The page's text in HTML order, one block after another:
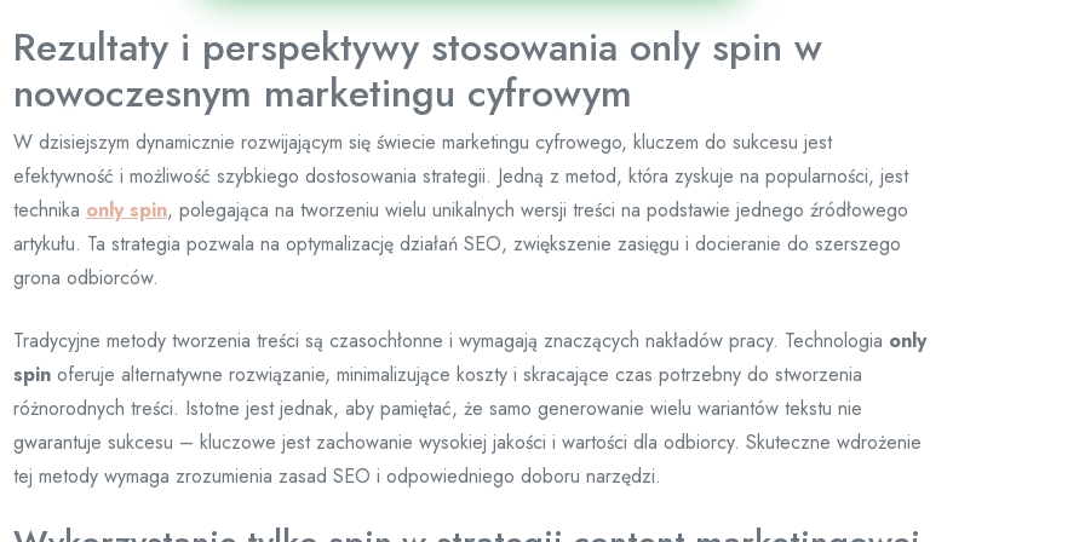
Rezultaty i perspektywy stosowania only spin w
nowoczesnym marketingu cyfrowym
W dzisiejszym dynamicznie rozwijającym się świecie marketingu cyfrowego, kluczem do sukcesu jest
efektywność i możliwość szybkiego dostosowania strategii. Jedną z metod, która zyskuje na popularności, jest
technika only spin, polegająca na tworzeniu wielu unikalnych wersji treści na podstawie jednego źródłowego
artykułu. Ta strategia pozwala na optymalizację działań SEO, zwiększenie zasięgu i docieranie do szerszego
grona odbiorców.
Tradycyjne metody tworzenia treści są czasochłonne i wymagają znaczących nakładów pracy. Technologia only
spinoferuje alternatywne rozwiązanie, minimalizujące koszty i skracające czas potrzebny do stworzenia
różnorodnych treści. Istotne jest jednak, aby pamiętać, że samo generowanie wielu wariantów tekstu nie
gwarantuje sukcesu – kluczowe jest zachowanie wysokiej jakości i wartości dla odbiorcy. Skuteczne wdrożenie
tej metody wymaga zrozumienia zasad SEO i odpowiedniego doboru narzędzi.